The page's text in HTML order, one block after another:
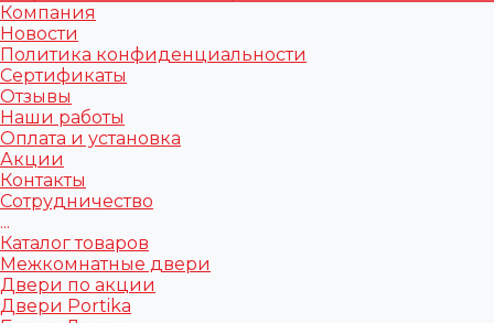
Компания
Новости
Политика конфиденциальности
Сертификаты
Отзывы
Наши работы
Оплата и установка
Акции
Контакты
Сотрудничество
...
Каталог товаров
Межкомнатные двери
Двери по акции
Двери Portika